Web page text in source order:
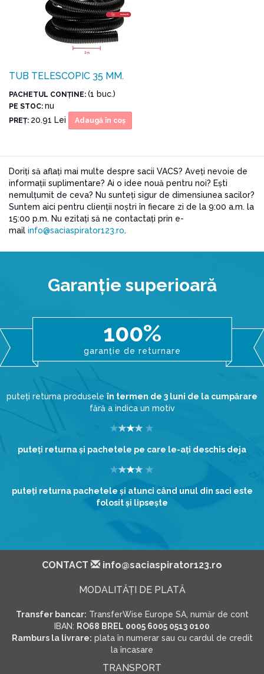
TUB TELESCOPIC 35 MM.
PACHETUL CONŢINE: (1 buc.)
PE STOC: nu
PREŢ: 20.91 Lei Adaugă în coş
Doriți să aflați mai multe despre sacii VACS? Aveți nevoie de
informații suplimentare? Ai o idee nouă pentru noi? Ești
nemulțumit de ceva? Nu sunteți sigur de dimensiunea sacilor?
Suntem aici pentru clienții noștri în fiecare zi de la 9:00 a.m. la
15:00 p.m. Nu ezitați să ne contactați prin e-
mail info@saciaspirator123.ro.
Garanţie superioară
100%
garanție de returnare
puteți returna produsele în termen de 3 luni de la cumpărare
fără a indica un motiv
puteţi returna şi pachetele pe care le-aţi deschis deja
puteţi returna pachetele şi atunci când unul din saci este
folosit şi lipseşte
CONTACT info@saciaspirator123.ro
MODALITĂŢI DE PLATĂ
Transfer bancar: TransferWise Europe SA, număr de cont
IBAN: RO68 BREL 0005 6005 0513 0100
Ramburs la livrare: plata în numerar sau cu cardul de credit
la încasare
TRANSPORT